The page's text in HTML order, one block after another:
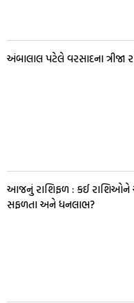
અંબાલાલ પટેલે વરસાદના ત્રીજા
આજનું રાશિફળ : કઈ રાશિઓને
સફળતા અને ધનલાભ?